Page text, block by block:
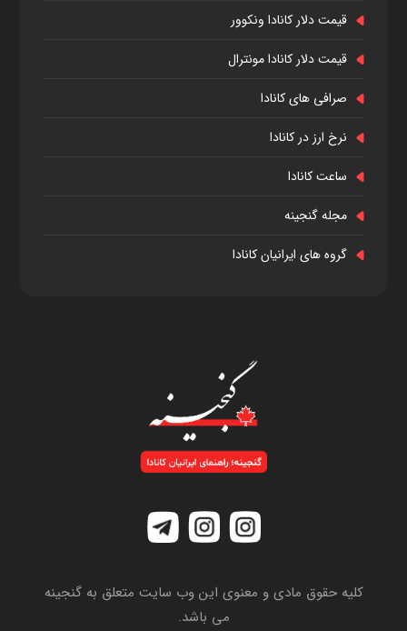
قیمت دلار کانادا ونکوور
قیمت دلار کانادا مونترال
صرافی های کانادا
نرخ ارز در کانادا
ساعت کانادا
مجله گنجینه
گروه های ایرانیان کانادا
کلیه حقوق مادی و معنوی این وب سایت متعلق به گنجینه
می باشد.